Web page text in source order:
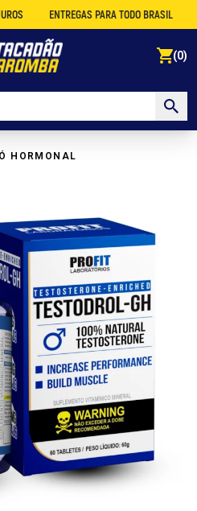
ENTREGAS PARA TODO BRASIL
(0)
HORMONAL